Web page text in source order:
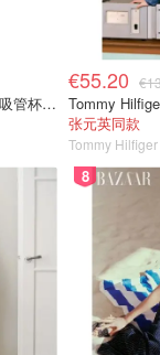
Stanley Quencher ProTour 吸管杯 0.59L
€55.20
Tommy
张元英同款
Tommy Hilfiger
8